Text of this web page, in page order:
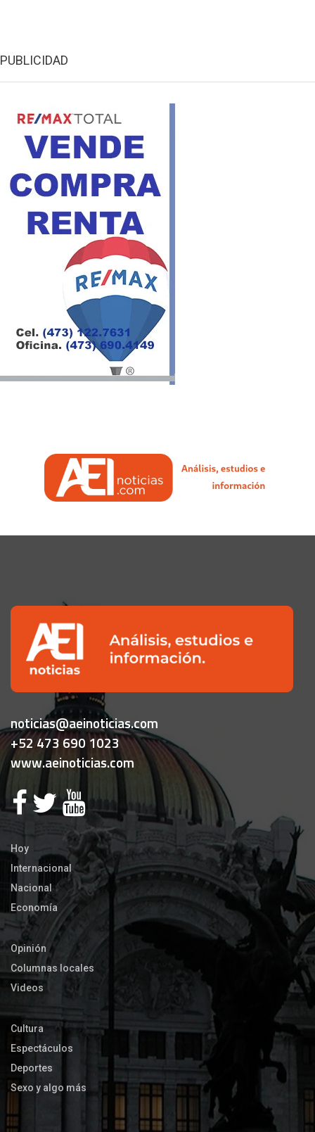
PUBLICIDAD
noticias@aeinoticias.com
+52 473 690 1023
www.aeinoticias.com
Hoy
Internacional
Nacional
Economía
Opinión
Columnas locales
Videos
Cultura
Espectáculos
Deportes
Sexo y algo más